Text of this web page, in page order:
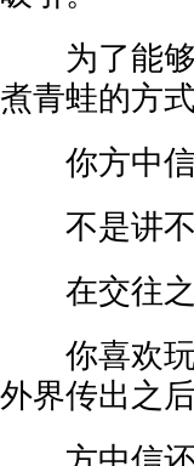
为了能够
煮青蛙的方式
你方中信
不是讲不
在交往之
你喜欢玩
外界传出之后